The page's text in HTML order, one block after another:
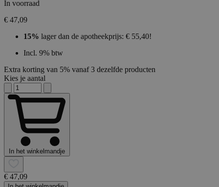
In voorraad
€ 47,09
15% lager dan de apotheekprijs: € 55,40!
Incl. 9% btw
Extra korting van 5% vanaf 3 dezelfde producten
Kies je aantal
In het winkelmandje
€ 47,09